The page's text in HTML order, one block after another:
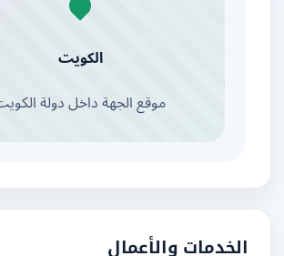
الكويت
موقع الجهة داخل دولة الكويت
الخدمات والأعمال